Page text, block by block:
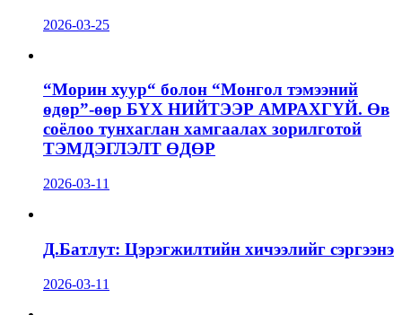
2026-03-25
“Морин хуур“ болон “Монгол тэмээний
өдөр”-өөр БҮХ НИЙТЭЭР АМРАХГҮЙ. Өв
соёлоо тунхаглан хамгаалах зорилготой
ТЭМДЭГЛЭЛТ ӨДӨР
2026-03-11
Д.Батлут: Цэрэгжилтийн хичээлийг сэргээнэ
2026-03-11